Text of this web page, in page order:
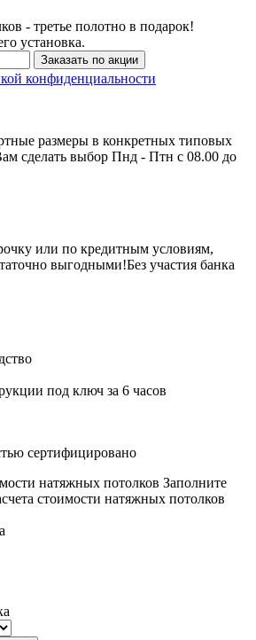
- третье полотно в подарок!
установка.
Заказать по акции
конфиденциальности
размеры в конкретных типовых
сделать выбор Пнд - Птн с 08.00 до
или по кредитным условиям,
выгодными!Без участия банка
под ключ за 6 часов
сертифицировано
натяжных потолков Заполните
стоимости натяжных потолков